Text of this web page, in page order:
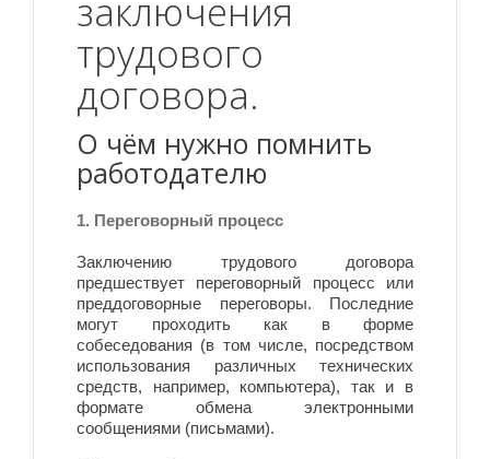
заключения
трудового
договора.
О чём нужно помнить
работодателю
1. Переговорный процесс
Заключению трудового договора
предшествует переговорный процесс или
преддоговорные переговоры. Последние
могут проходить как в форме
собеседования (в том числе, посредством
использования различных технических
средств, например, компьютера), так и в
формате обмена электронными
сообщениями (письмами).